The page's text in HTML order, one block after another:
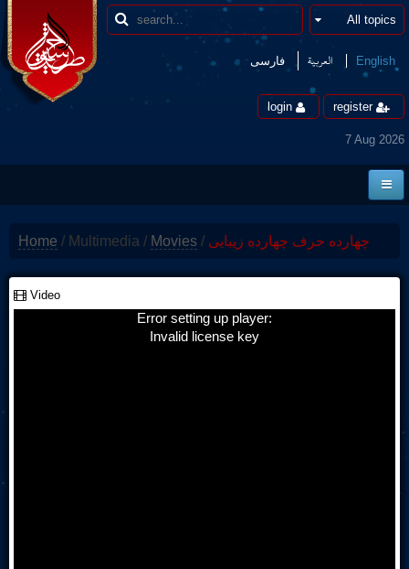
فارسی العربیة English
login register
7 Aug 2026
News
Borders
Home / Multimedia / Movies / چهارده حرف چهارده زیبایی
Video
Error setting up player:
Invalid license key